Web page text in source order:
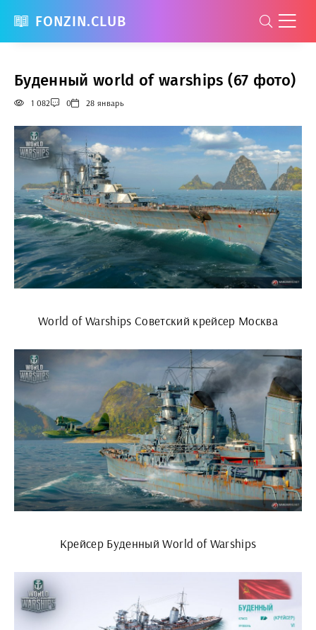
FONZIN.CLUB
Буденный world of warships (67 фото)
1 082 0 28 январь
World of Warships Советский крейсер Москва
Крейсер Буденный World of Warships